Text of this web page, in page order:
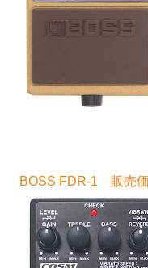
BOSS FDR-1 販売